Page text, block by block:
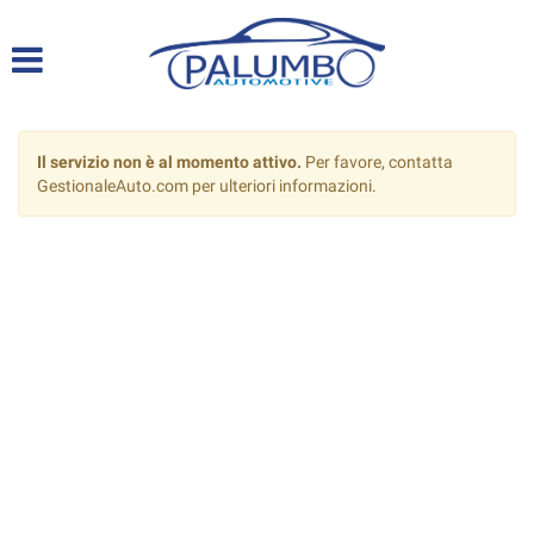
ACQUISTIAMO USATO
Il servizio non è al momento attivo. Per favore, contatta
GestionaleAuto.com per ulteriori informazioni.